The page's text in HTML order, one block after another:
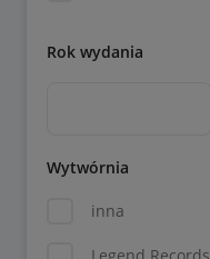
Rok wydania
Wytwórnia
inna